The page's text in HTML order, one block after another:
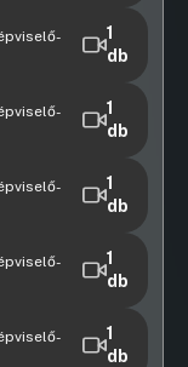
1
db
1
db
1
db
1
db
1
db